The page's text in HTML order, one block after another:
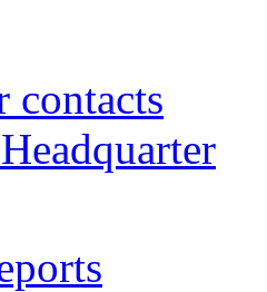
contacts